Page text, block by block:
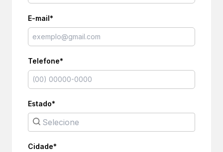
E-mail*
Telefone*
Estado*
Cidade*